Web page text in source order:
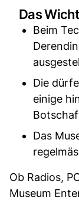
Das
Beim
Die
einige
Das
Ob Radios,
Museum